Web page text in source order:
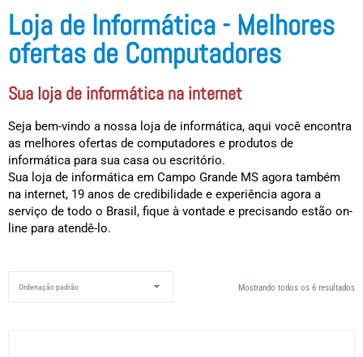
Loja de Informática - Melhores
ofertas de Computadores
Sua loja de informática na internet
Seja bem-vindo a nossa loja de informática, aqui você encontra
as melhores ofertas de computadores e produtos de
informática para sua casa ou escritório.
Sua loja de informática em Campo Grande MS agora também
na internet, 19 anos de credibilidade e experiência agora a
serviço de todo o Brasil, fique à vontade e precisando estão on-
line para atendê-lo.
Mostrando todos os 6 resultados